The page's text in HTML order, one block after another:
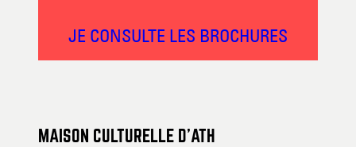
JE CONSULTE LES BROCHURES
MAISON CULTURELLE D’ATH